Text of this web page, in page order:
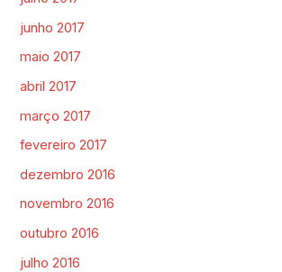
junho 2017
maio 2017
abril 2017
março 2017
fevereiro 2017
dezembro 2016
novembro 2016
outubro 2016
julho 2016